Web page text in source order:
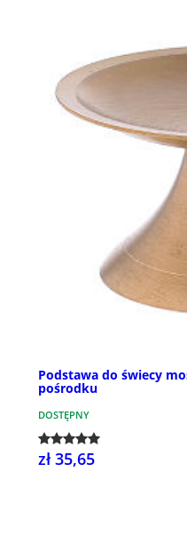
Podstawa do świecy
pośrodku
DOSTĘPNY
zł 35,65